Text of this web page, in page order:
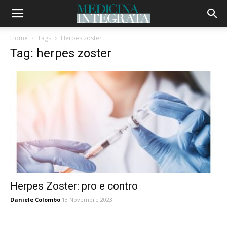
Home Tags Herpes zoster
Tag: herpes zoster
Herpes Zoster: pro e contro
Daniele Colombo 13 Novembre 2023